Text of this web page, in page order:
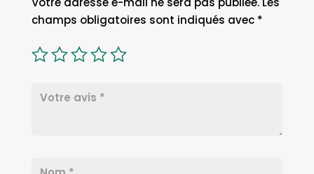
champs obligatoires sont indiqués avec *